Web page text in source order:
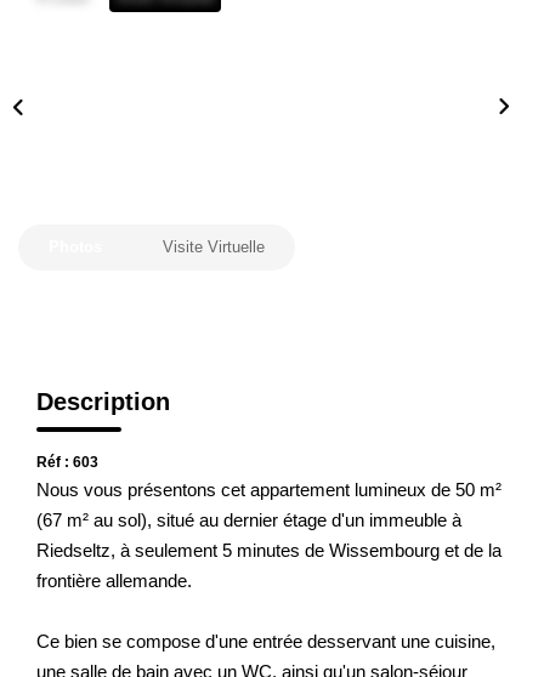
Estimation En Ligne
agence@immo-alsace.fr
Visite Virtuelle
Description
Réf : 603
Nous vous présentons cet appartement lumineux de 50 m²
(67 m² au sol), situé au dernier étage d'un immeuble à
Riedseltz, à seulement 5 minutes de Wissembourg et de la
frontière allemande.
Ce bien se compose d'une entrée desservant une cuisine,
une salle de bain avec un WC, ainsi qu'un salon-séjour